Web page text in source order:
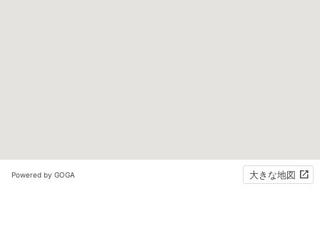
Powered by GOGA 大きな地図